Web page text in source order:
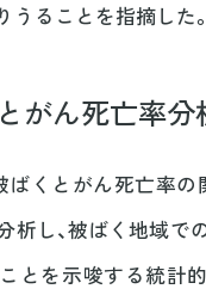
うることを指摘した。
がん死亡率分
ばくとがん死亡率の
析し、被ばく地域で
とを示唆する統計